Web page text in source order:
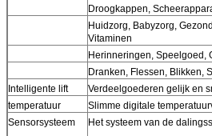
Droogkappen,
Huidzorg, Babyzorg,
Vitaminen
Herinneringen, Speelgoed,
Dranken, Flessen, Blikken,
Intelligente lift
Verdeelgoederen gelijk en
temperatuur
Slimme digitale
Sensorsysteem
Het systeem van de